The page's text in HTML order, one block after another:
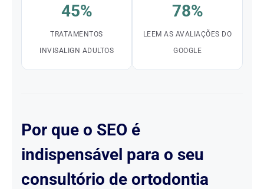
45%
TRATAMENTOS
INVISALIGN ADULTOS
78%
LEEM AS AVALIAÇÕES DO
GOOGLE
Por que o SEO é
indispensável para o seu
consultório de ortodontia